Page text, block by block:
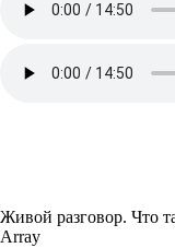
Живой разговор. Что
Array